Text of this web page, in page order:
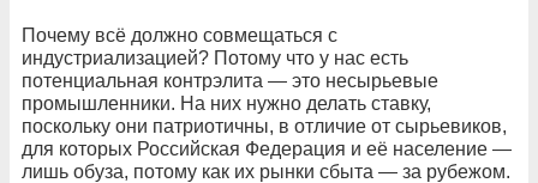
Почему всё должно совмещаться с
индустриализацией? Потому что у нас есть
потенциальная контрэлита — это несырьевые
промышленники. На них нужно делать ставку,
поскольку они патриотичны, в отличие от сырьевиков,
для которых Российская Федерация и её население —
лишь обуза, потому как их рынки сбыта — за рубежом.